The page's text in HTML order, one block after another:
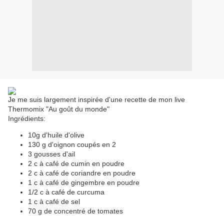
Je me suis largement inspirée d'une recette de mon live
Thermomix "Au goût du monde"
Ingrédients:
10g d'huile d'olive
130 g d'oignon coupés en 2
3 gousses d'ail
2 c à café de cumin en poudre
2 c à café de coriandre en poudre
1 c à café de gingembre en poudre
1/2 c à café de curcuma
1 c à café de sel
70 g de concentré de tomates